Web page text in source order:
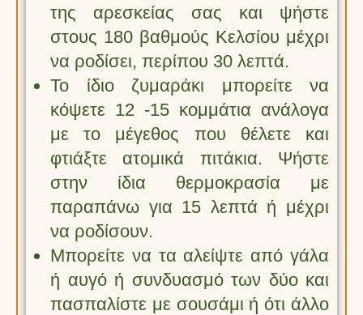
της αρεσκείας σας και ψήστε
στους 180 βαθμούς Κελσίου μέχρι
να ροδίσει, περίπου 30 λεπτά.
Το ίδιο ζυμαράκι μπορείτε να
κόψετε 12 -15 κομμάτια ανάλογα
με το μέγεθος που θέλετε και
φτιάξτε ατομικά πιτάκια. Ψήστε
στην ίδια θερμοκρασία με
παραπάνω για 15 λεπτά ή μέχρι
να ροδίσουν.
Μπορείτε να τα αλείψτε από γάλα
ή αυγό ή συνδυασμό των δύο και
πασπαλίστε με σουσάμι ή ότι άλλο